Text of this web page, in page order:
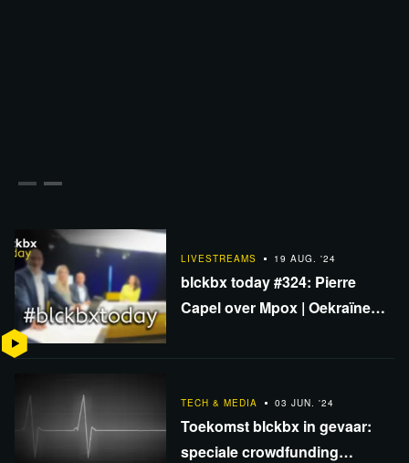
LIVESTREAMS 19 AUG. '24
blckbx today #324: Pierre
Capel over Mpox | Oekraïne
TECH & MEDIA 03 JUN. '24
Toekomst blckbx in gevaar:
speciale crowdfunding